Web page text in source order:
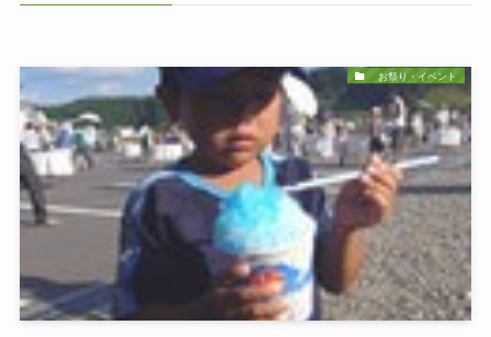
お祭り・イベント